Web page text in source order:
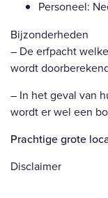
Personeel:
Bijzonderheden
– De erfpacht
wordt
– In het geval van
wordt er wel een
Prachtige grote
Disclaimer